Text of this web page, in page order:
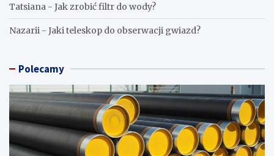
Tatsiana - Jak zrobić filtr do wody?
Nazarii - Jaki teleskop do obserwacji gwiazd?
Polecamy